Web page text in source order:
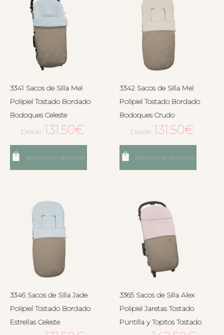
3341 Sacos de Silla Mel
Polipiel Tostado Bordado
Bodoques Celeste
Desde: 131.50€
Seleccionar opciones
3342 Sacos de Silla Mel
Polipiel Tostado Bordado
Bodoques Crudo
Desde: 131.50€
Seleccionar opciones
3346 Sacos de Silla Jade
Polipiel Tostado Bordado
Estrellas Celeste
3365 Sacos de Silla Alex
Polipiel Jaretas Tostado
Puntilla y Topitos Tostado